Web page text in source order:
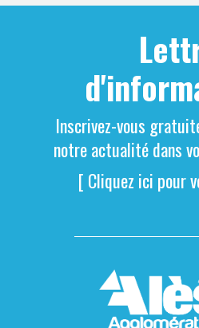
Inscrivez-vous
notre actualité dans
[ Cliquez ici pour